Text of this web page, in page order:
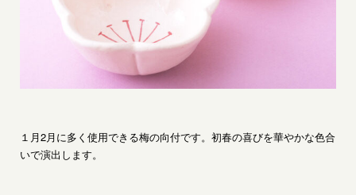
〒601-1325 京都市伏見区醍醐東大路町20-5
© 2020 Daigogama
１月2月に多く使用できる梅の向付です。初春の喜びを華やかな色合
いで演出します。